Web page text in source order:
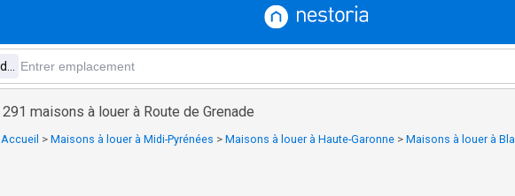
291 maisons à louer à Route de Grenade
Accueil > Maisons à louer à Midi-Pyrénées > Maisons à louer à Haute-Garonne > Maisons à louer à